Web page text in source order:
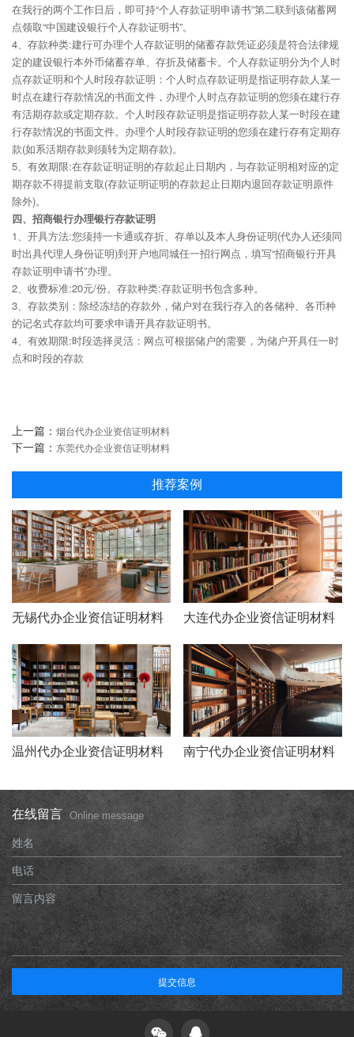
在我行的两个工作日后，即可持“个人存款证明申请书”第二联到该储蓄网
点领取“中国建设银行个人存款证明书”。
4、存款种类:建行可办理个人存款证明的储蓄存款凭证必须是符合法律规
定的建设银行本外币储蓄存单、存折及储蓄卡。个人存款证明分为个人时
点存款证明和个人时段存款证明：个人时点存款证明是指证明存款人某一
时点在建行存款情况的书面文件，办理个人时点存款证明的您须在建行存
有活期存款或定期存款。个人时段存款证明是指证明存款人某一时段在建
行存款情况的书面文件。办理个人时段存款证明的您须在建行存有定期存
款(如系活期存款则须转为定期存款)。
5、有效期限:在存款证明证明的存款起止日期内，与存款证明相对应的定
期存款不得提前支取(存款证明证明的存款起止日期内退回存款证明原件
除外)。
四、招商银行办理银行存款证明
1、开具方法:您须持一卡通或存折、存单以及本人身份证明(代办人还须同
时出具代理人身份证明)到开户地同城任一招行网点，填写“招商银行开具
存款证明申请书”办理。
2、收费标准:20元/份。存款种类:存款证明书包含多种。
3、存款类别：除经冻结的存款外，储户对在我行存入的各储种、各币种
的记名式存款均可要求申请开具存款证明书。
4、有效期限:时段选择灵活：网点可根据储户的需要，为储户开具任一时
点和时段的存款
上一篇： 烟台代办企业资信证明材料
下一篇： 东莞代办企业资信证明材料
推荐案例
无锡代办企业资信证明材料 大连代办企业资信证明材料
温州代办企业资信证明材料 南宁代办企业资信证明材料
在线留言 Online message
姓名
电话
留言内容
提交信息